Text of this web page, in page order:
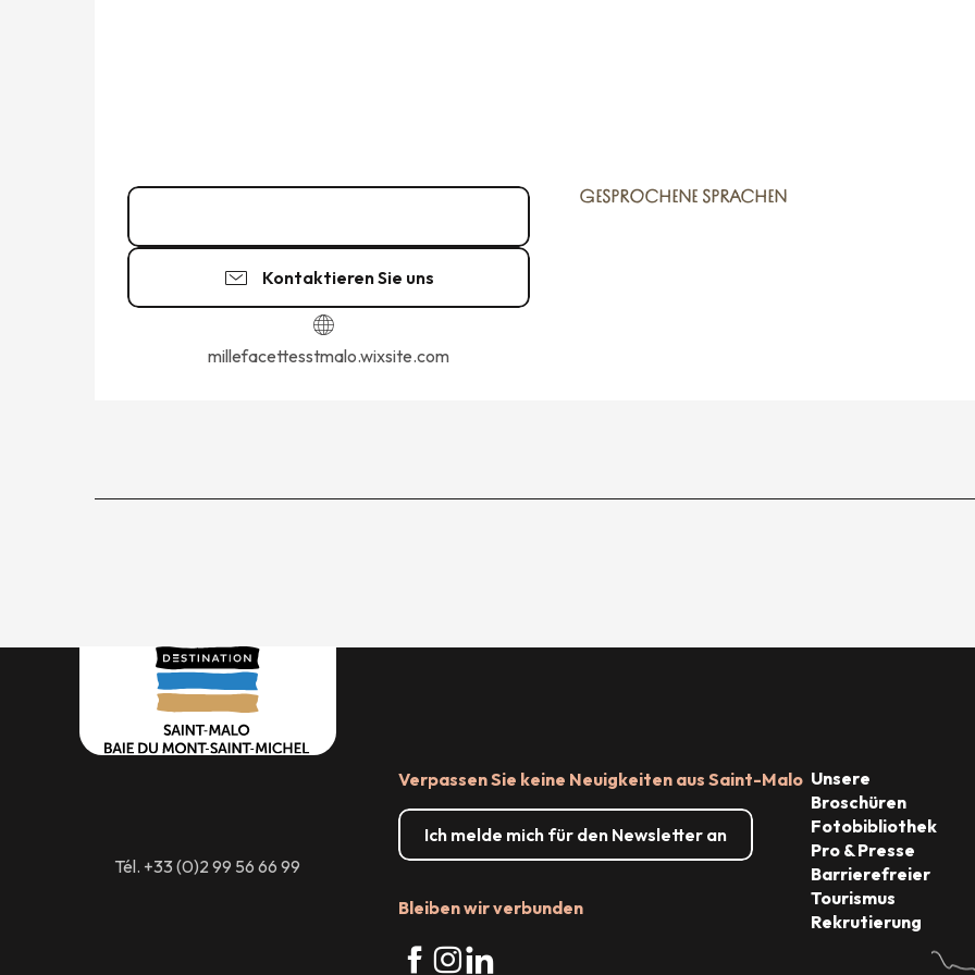
Kontaktieren Sie uns
millefacettesstmalo.wixsite.com
GESPROCHENE SPRACHEN
GESPROCHENE SPRACHEN
Tél. +33 (0)2 99 56 66 99
Verpassen Sie keine Neuigkeiten aus Saint-Malo
Ich melde mich für den Newsletter an
Bleiben wir verbunden
Unsere
Broschüren
Fotobibliothek
Pro & Presse
Barrierefreier
Tourismus
Rekrutierung